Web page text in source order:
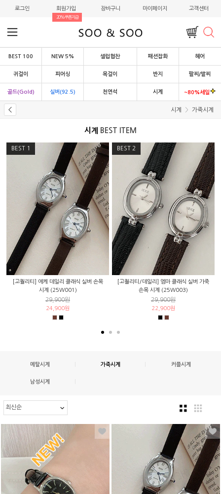
로그인 회원가입
20%쿠폰지급
장바구니 마이페이지 고객센터
BEST 100 NEW 5% 셀럽협찬 패션잡화 헤어
귀걸이 피어싱 목걸이 반지 팔찌/발찌
골드(Gold) 실버(92.5) 천연석 시계 ~80%세일
시계 가죽시계
시계 BEST ITEM
BEST 1
[고퀄리티] 에케 데일리 클래식 실버 손목
시계 (25W001)
29,900원
24,900원
BEST 2
[고퀄리티/데일리] 엠마 클래식 실버 가죽
손목 시계 (25W003)
29,900원
22,900원
메탈시계 가죽시계 커플시계
남성시계